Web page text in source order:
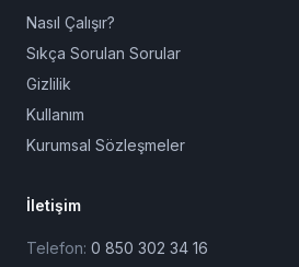
Nasıl Çalışır?
Sıkça Sorulan Sorular
Gizlilik
Kullanım
Kurumsal Sözleşmeler
İletişim
Telefon: 0 850 302 34 16